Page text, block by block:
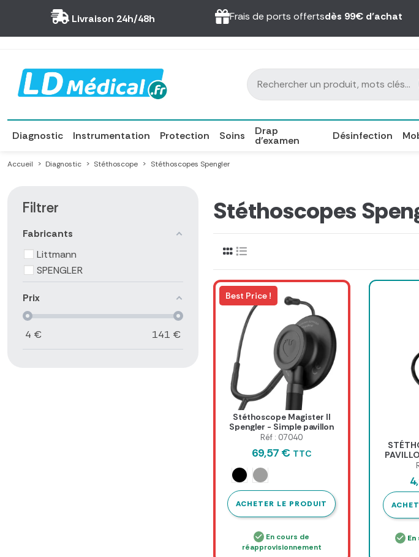
Livraison 24h/48h Frais de ports offertsdès 99€ d’achat
Diagnostic Instrumentation Protection Soins Drap
d'examen Désinfection
Accueil Diagnostic Stéthoscope Stéthoscopes Spengler
Stéthoscopes
BAGUE
Best Price !
Stéthoscope Magister II
Spengler - Simple pavillon
Réf : 07040
69,57 € TTC
Noir Argent
ACHETER LE PRODUIT
En cours de
réapprovisionnement
Filtrer
Fabricants
Littmann
SPENGLER
Prix
4 € 141 €
Panneau de gestion des cookies